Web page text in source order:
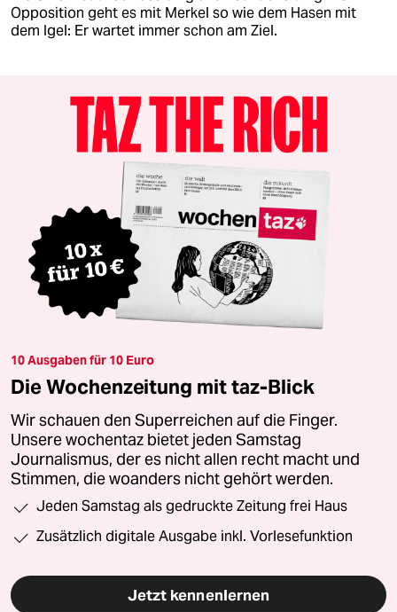
Opposition geht es mit Merkel so wie dem Hasen mit
dem Igel: Er wartet immer schon am Ziel.
10 Ausgaben für 10 Euro
Die Wochenzeitung mit taz-Blick
Wir schauen den Superreichen auf die Finger.
Unsere wochentaz bietet jeden Samstag
Journalismus, der es nicht allen recht macht und
Stimmen, die woanders nicht gehört werden.
Jeden Samstag als gedruckte Zeitung frei Haus
Zusätzlich digitale Ausgabe inkl. Vorlesefunktion
Jetzt kennenlernen